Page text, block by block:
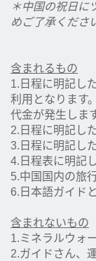
＊中国の祝日に
めご了承くださ
含まれるもの
1.日程に明記し
利用となります
代金が発生しま
2.日程に明記し
3.日程に明記し
4.日程表に明記
5.中国国内の旅
6.日本語ガイド
含まれないもの
1.ミネラルウォ
2.ガイドさん、